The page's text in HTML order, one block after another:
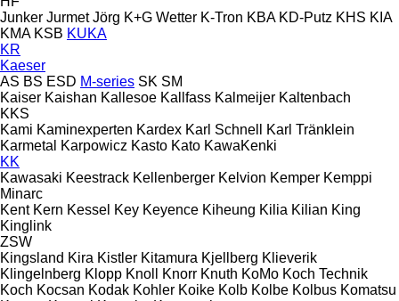
Junker Jurmet Jörg K+G Wetter K-Tron KBA KD-Putz KHS KIA
KMA KSB KUKA
KR
Kaeser
AS BS ESD M-series SK SM
Kaiser Kaishan Kallesoe Kallfass Kalmeijer Kaltenbach
KKS
Kami Kaminexperten Kardex Karl Schnell
Karl Tränklein
Karmetal
Karpowicz Kasto Kato KawaKenki
KK
Kawasaki Keestrack Kellenberger Kelvion Kemper Kemppi
Minarc
Kent Kern Kessel Key Keyence Kiheung Kilia Kilian King
Kinglink
ZSW
Kingsland Kira Kistler Kitamura Kjellberg Klieverik
Klingelnberg Klopp Knoll Knorr Knuth KoMo Koch Technik
Koch Kocsan Kodak Kohler Koike Kolb Kolbe Kolbus Komatsu